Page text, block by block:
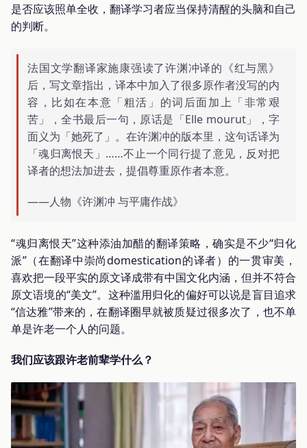
是否应该照单全收，翻译学习者应当保持清醒的头脑和自己
的判断。
法国文学翻译家施康强读了许渊冲译的《红与黑》
后，写文章指出，译本中加入了很多原作者没写的内
容，比如在本意「粗活」的词后面加上「非常艰
苦」，全书最后一句，原话是「Elle mourut」，字
面义为「她死了」。在许渊冲的版本里，这句话译为
「魂归离恨天」……不止一个同行提了意见，反对把
译者的想法加进去，提倡尊重原作者本意。
——人物《许渊冲 与平庸作战》
“魂归离恨天”这种添油加醋的翻译策略，确实是不少“归化
派”（在翻译中崇尚domestication的译者）的一贯审美，
喜欢把一段平实的原文译成带有中国文化内涵，但并不符合
原文语境的“美文”。这种滥用归化的偏好可以说是盲目追求
“信达雅”带来的，在翻译圈早就被质疑过很多次了，也不单
单是许老一个人的问题。
我们应该跟许老前辈学什么？